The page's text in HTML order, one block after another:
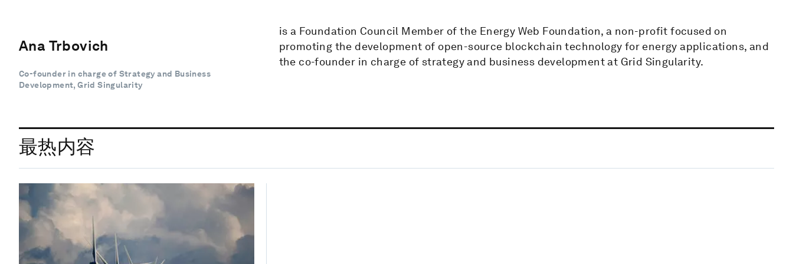
Ana Trbovich
Co-founder in charge of Strategy and Business
Development, Grid Singularity
is a Foundation Council Member of the Energy Web Foundation, a non-profit focused on
promoting the development of open-source blockchain technology for energy applications, and
the co-founder in charge of strategy and business development at Grid Singularity.
最热内容